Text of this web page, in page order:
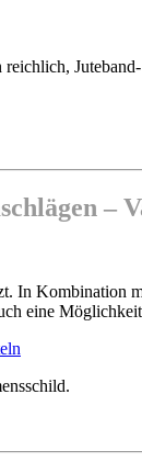
–
In Kombination
eine